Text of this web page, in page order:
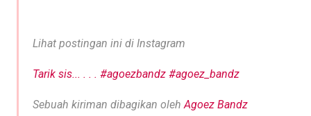
Lihat postingan ini di Instagram
Tarik sis... . . . #agoezbandz #agoez_bandz
Sebuah kiriman dibagikan olehAgoez Bandz